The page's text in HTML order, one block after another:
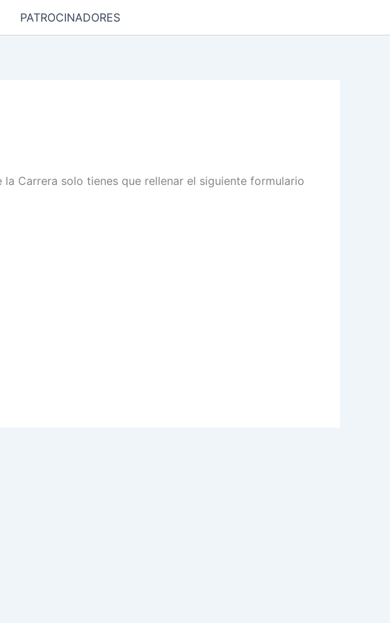
PATROCINADORES
Carrera solo tienes que rellenar el siguiente formulario